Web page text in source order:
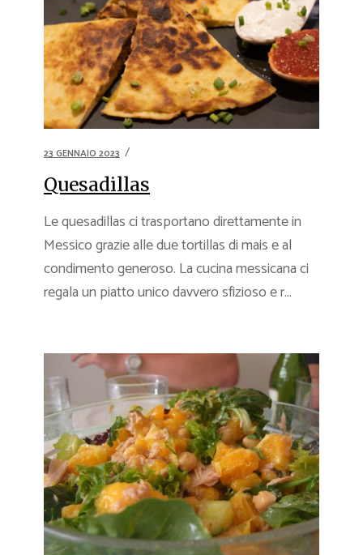
23 GENNAIO 2023
Quesadillas
Le quesadillas ci trasportano direttamente in
Messico grazie alle due tortillas di mais e al
condimento generoso. La cucina messicana ci
regala un piatto unico davvero sfizioso e r...